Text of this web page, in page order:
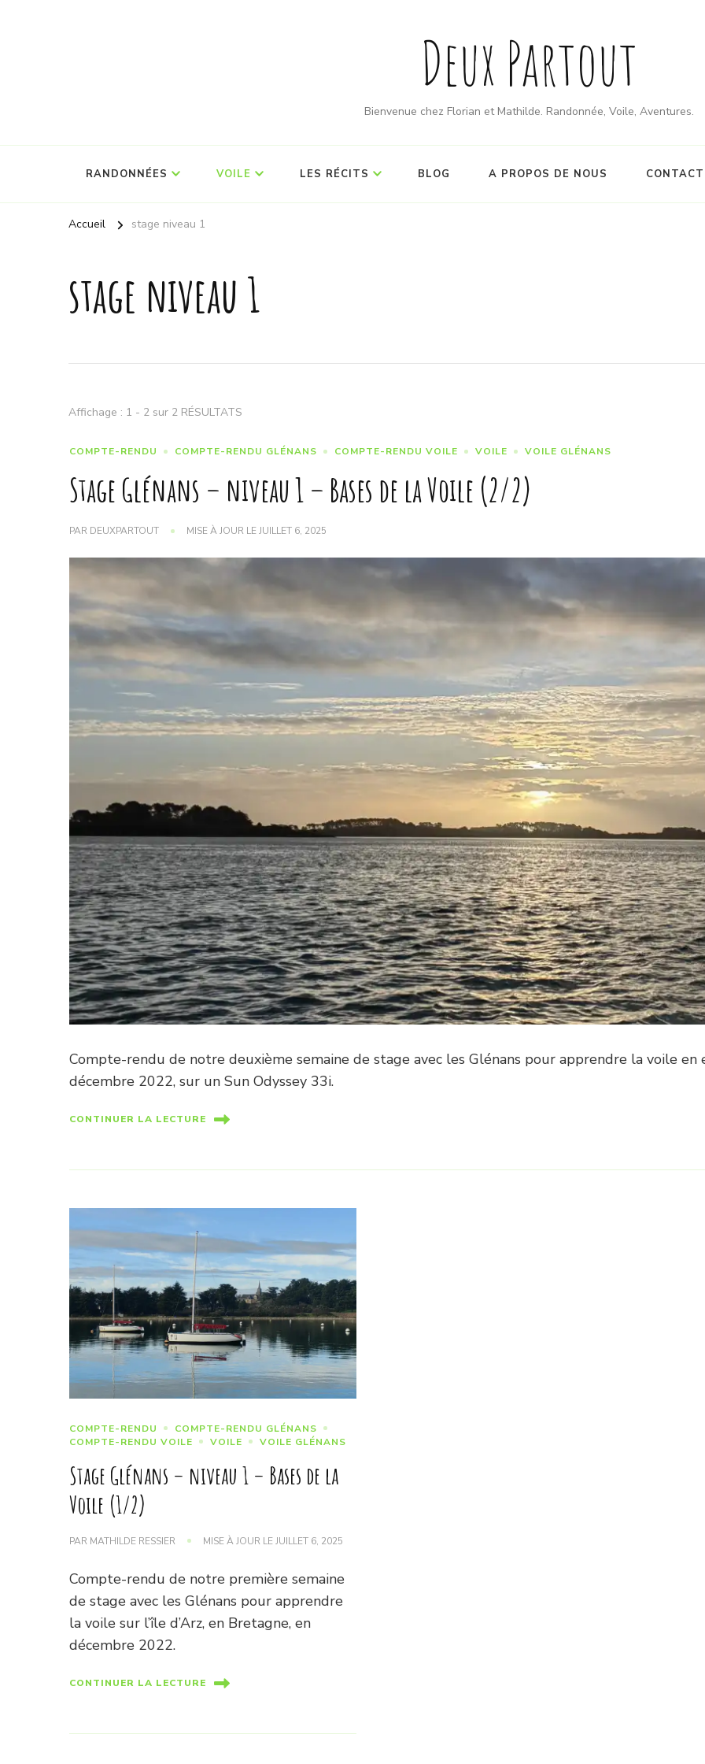
Deux Partout
Bienvenue chez Florian et Mathilde. Randonnée, Voile, Aventures.
RANDONNÉES VOILE LES RÉCITS BLOG A PROPOS DE NOUS CONTACT
Accueil stage niveau 1
stage niveau 1
Affichage : 1 - 2 sur 2 RÉSULTATS
COMPTE-RENDU COMPTE-RENDU GLÉNANS COMPTE-RENDU VOILE VOILE VOILE GLÉNANS
Stage Glénans – niveau 1 – Bases de la Voile (2/2)
PAR DEUXPARTOUT MISE À JOUR LEJUILLET 6, 2025
Compte-rendu de notre deuxième semaine de stage avec les Glénans pour apprendre la voile en
décembre 2022, sur un Sun Odyssey 33i.
CONTINUER LA LECTURE
COMPTE-RENDU
COMPTE-RENDU GLÉNANS
COMPTE-RENDU VOILE
VOILE VOILE GLÉNANS
Stage Glénans – niveau 1 – Bases de la
Voile (1/2)
PAR MATHILDE RESSIER MISE À JOUR LEJUILLET 6, 2025
Compte-rendu de notre première semaine
de stage avec les Glénans pour apprendre
la voile sur l’île d’Arz, en Bretagne, en
décembre 2022.
CONTINUER LA LECTURE